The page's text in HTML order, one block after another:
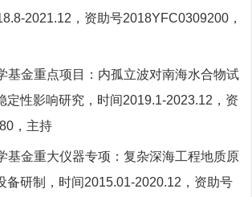
2021.12 ，资助号2018YFC0309200 ，
基金重点项目：内孤立波对南海水合物试
定性影响研究，时间2019.1-2023.12 ，资
，主持
基金重大仪器专项：复杂深海工程地质原
备研制，时间2015.01-2020.12 ，资助号